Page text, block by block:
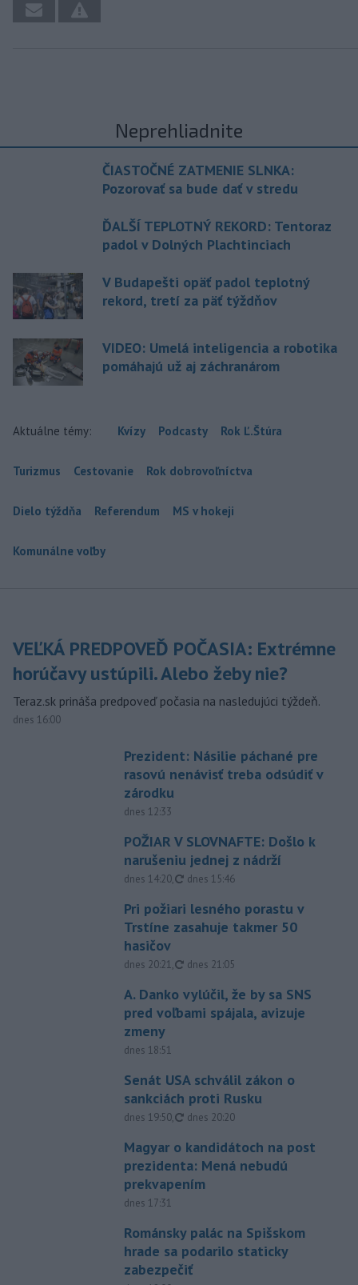
Neprehliadnite
ČIASTOČNÉ ZATMENIE SLNKA:
Pozorovať sa bude dať v stredu
ĎALŠÍ TEPLOTNÝ REKORD: Tentoraz
padol v Dolných Plachtinciach
V Budapešti opäť padol teplotný
rekord, tretí za päť týždňov
VIDEO: Umelá inteligencia a robotika
pomáhajú už aj záchranárom
Aktuálne témy: Kvízy Podcasty Rok Ľ.Štúra
Turizmus Cestovanie Rok dobrovoľníctva
Dielo týždňa Referendum MS v hokeji
Komunálne voľby
VEĽKÁ PREDPOVEĎ POČASIA: Extrémne
horúčavy ustúpili. Alebo žeby nie?
Teraz.sk prináša predpoveď počasia na nasledujúci týždeň.
dnes 16:00
Prezident: Násilie páchané pre
rasovú nenávisť treba odsúdiť v
zárodku
dnes 12:33
POŽIAR V SLOVNAFTE: Došlo k
narušeniu jednej z nádrží
dnes 14:20, aktualizované
dnes 15:46
Pri požiari lesného porastu v
Trstíne zasahuje takmer 50
hasičov
dnes 20:21, aktualizované
dnes 21:05
A. Danko vylúčil, že by sa SNS
pred voľbami spájala, avizuje
zmeny
dnes 18:51
Senát USA schválil zákon o
sankciách proti Rusku
dnes 19:50, aktualizované
dnes 20:20
Magyar o kandidátoch na post
prezidenta: Mená nebudú
prekvapením
dnes 17:31
Románsky palác na Spišskom
hrade sa podarilo staticky
zabezpečiť